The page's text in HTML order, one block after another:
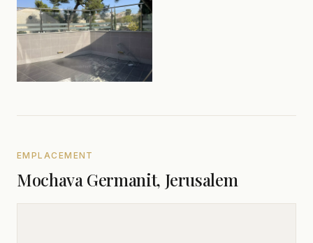
EMPLACEMENT
Mochava Germanit, Jerusalem